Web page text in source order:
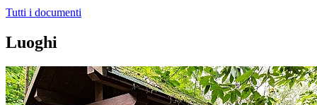
Tutti i documenti
Luoghi